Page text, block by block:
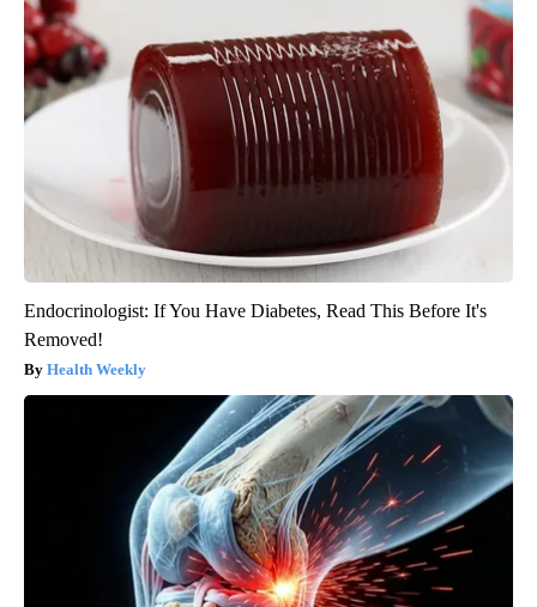
Endocrinologist: If You Have Diabetes, Read This Before It's
Removed!
Health Weekly